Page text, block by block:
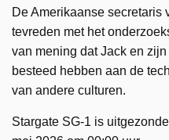
De Amerikaanse
tevreden met het
van mening dat Jack en
besteed hebben aan de
van andere culturen.
Stargate SG-1 is